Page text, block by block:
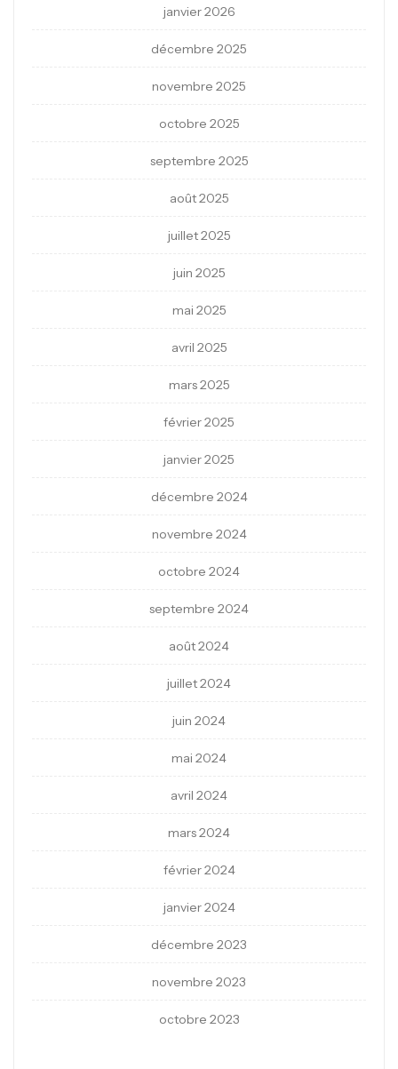
janvier 2026
décembre 2025
novembre 2025
octobre 2025
septembre 2025
août 2025
juillet 2025
juin 2025
mai 2025
avril 2025
mars 2025
février 2025
janvier 2025
décembre 2024
novembre 2024
octobre 2024
septembre 2024
août 2024
juillet 2024
juin 2024
mai 2024
avril 2024
mars 2024
février 2024
janvier 2024
décembre 2023
novembre 2023
octobre 2023